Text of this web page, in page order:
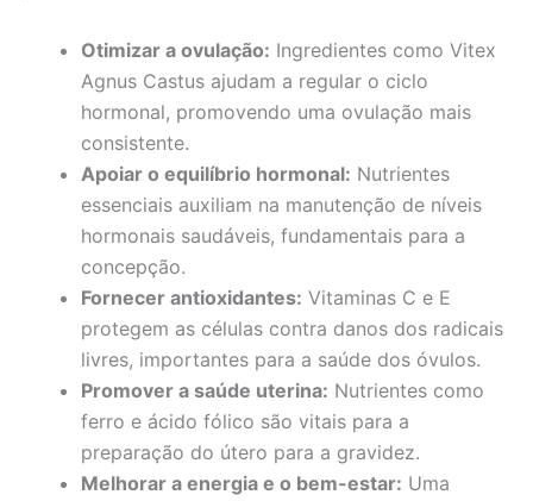
Otimizar a ovulação: Ingredientes como Vitex
Agnus Castus ajudam a regular o ciclo
hormonal, promovendo uma ovulação mais
consistente.
Apoiar o equilíbrio hormonal: Nutrientes
essenciais auxiliam na manutenção de níveis
hormonais saudáveis, fundamentais para a
concepção.
Fornecer antioxidantes: Vitaminas C e E
protegem as células contra danos dos radicais
livres, importantes para a saúde dos óvulos.
Promover a saúde uterina: Nutrientes como
ferro e ácido fólico são vitais para a
preparação do útero para a gravidez.
Melhorar a energia e o bem-estar: Uma